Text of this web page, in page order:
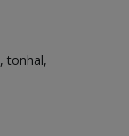
tonhal